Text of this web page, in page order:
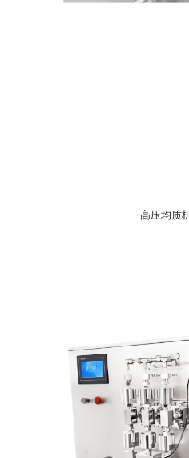
高压均质